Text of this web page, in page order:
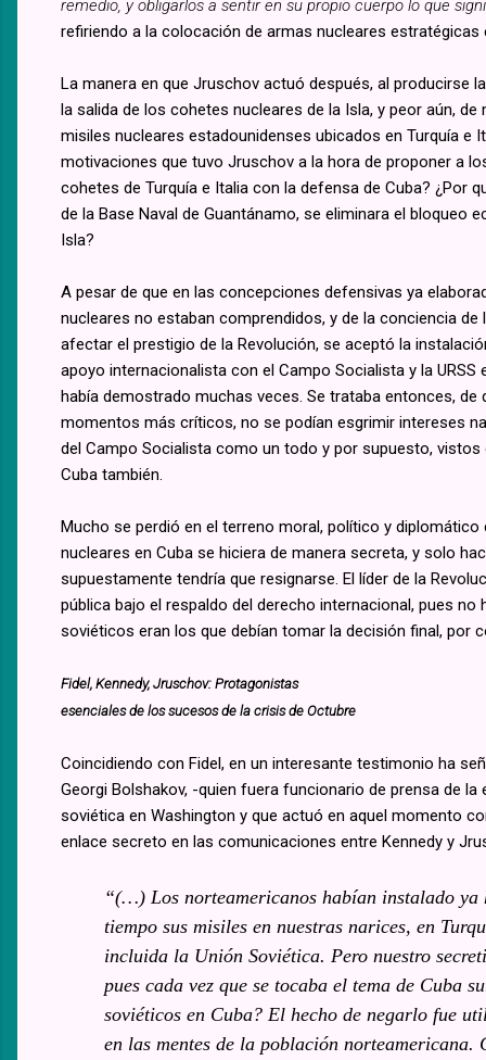
remedio, y obligarlos a sentir en su propio cuerpo lo que
refiriendo a la colocación de armas nucleares estratégicas
La manera en que Jruschov actuó después, al producirse
la salida de los cohetes nucleares de la Isla, y peor aún,
misiles nucleares estadounidenses ubicados en Turquía e
motivaciones que tuvo Jruschov a la hora de proponer a
cohetes de Turquía e Italia con la defensa de Cuba? ¿Por
de la Base Naval de Guantánamo, se eliminara el
Isla?
A pesar de que en las concepciones defensivas ya
nucleares no estaban comprendidos, y de la conciencia
afectar el prestigio de la Revolución, se aceptó la
apoyo internacionalista con el Campo Socialista y la
había demostrado muchas veces. Se trataba entonces, de
momentos más críticos, no se podían esgrimir intereses
del Campo Socialista como un todo y por supuesto,
Cuba también.
Mucho se perdió en el terreno moral, político y
nucleares en Cuba se hiciera de manera secreta, y solo
supuestamente tendría que resignarse. El líder de la
pública bajo el respaldo del derecho internacional, pues
soviéticos eran los que debían tomar la decisión final, por
Fidel, Kennedy, Jruschov: Protagonistas
esenciales de los sucesos de la crisis de Octubre
Coincidiendo con Fidel, en un interesante testimonio ha
Georgi Bolshakov, -quien fuera funcionario de prensa de la
soviética en Washington y que actuó en aquel momento
enlace secreto en las comunicaciones entre Kennedy y
“(…) Los norteamericanos habían instalado ya
tiempo sus misiles en nuestras narices, en
incluida la Unión Soviética. Pero nuestro
pues cada vez que se tocaba el tema de Cuba
soviéticos en Cuba? El hecho de negarlo fue
en las mentes de la población